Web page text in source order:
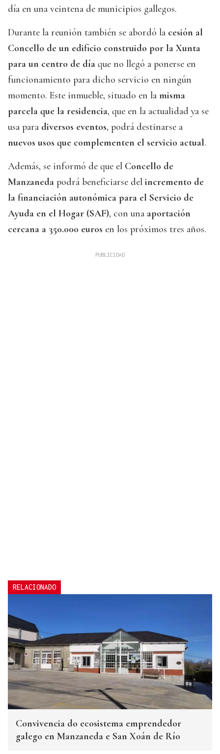
día en una veintena de municipios gallegos.
Durante la reunión también se abordó la cesión al
Concello de un edificio construido por la Xunta
para un centro de día que no llegó a ponerse en
funcionamiento para dicho servicio en ningún
momento. Este inmueble, situado en la misma
parcela que la residencia, que en la actualidad ya se
usa para diversos eventos, podrá destinarse a
nuevos usos que complementen el servicio actual.
Además, se informó de que el Concello de
Manzaneda podrá beneficiarse del incremento de
la financiación autonómica para el Servicio de
Ayuda en el Hogar (SAF), con una aportación
cercana a 350.000 euros en los próximos tres años.
RELACIONADO
Convivencia do ecosistema emprendedor
galego en Manzaneda e San Xoán de Río